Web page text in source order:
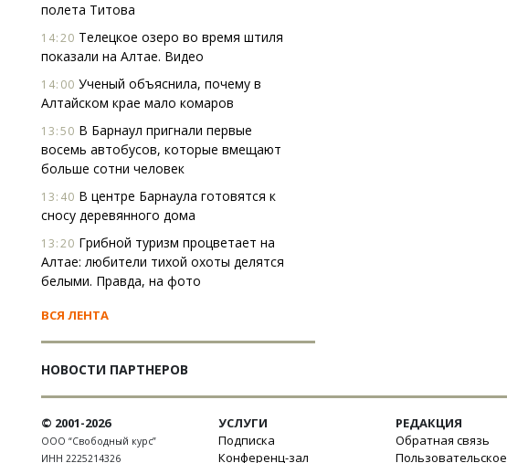
полета Титова
14:20 Телецкое озеро во время штиля
показали на Алтае. Видео
14:00 Ученый объяснила, почему в
Алтайском крае мало комаров
13:50 В Барнаул пригнали первые
восемь автобусов, которые вмещают
больше сотни человек
13:40 В центре Барнаула готовятся к
сносу деревянного дома
13:20 Грибной туризм процветает на
Алтае: любители тихой охоты делятся
белыми. Правда, на фото
ВСЯ ЛЕНТА
НОВОСТИ ПАРТНЕРОВ
© 2001-2026
ООО “Свободный курс”
ИНН 2225214326
УСЛУГИ
Подписка
Конференц-зал
РЕДАКЦИЯ
Обратная связь
Пользовательское